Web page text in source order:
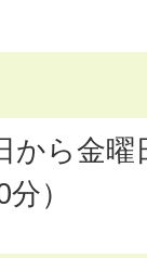
から金曜
）